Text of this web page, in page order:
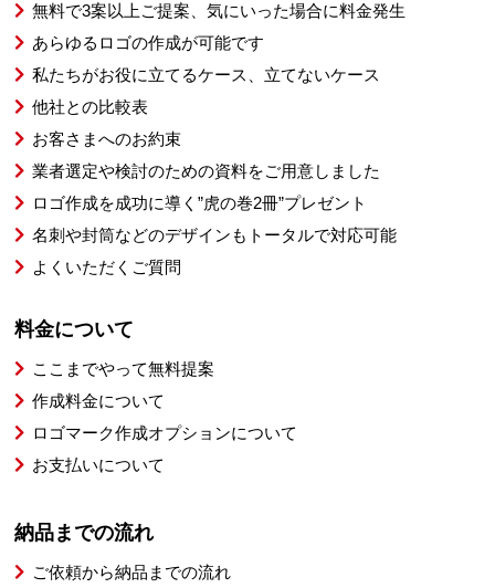
無料で3案以上ご提案、気にいった場合に料金発生
あらゆるロゴの作成が可能です
私たちがお役に立てるケース、立てないケース
他社との比較表
お客さまへのお約束
業者選定や検討のための資料をご用意しました
ロゴ作成を成功に導く”虎の巻2冊”プレゼント
名刺や封筒などのデザインもトータルで対応可能
よくいただくご質問
料金について
ここまでやって無料提案
作成料金について
ロゴマーク作成オプションについて
お支払いについて
納品までの流れ
ご依頼から納品までの流れ